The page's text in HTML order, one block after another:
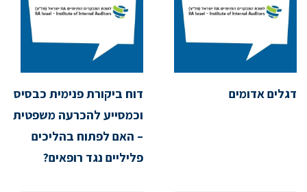
דגלים אדומים
דוח ביקורת פנימית כבסיס
וכמסייע להכרעה משפטית
– האם לפתוח בהליכים
פליליים נגד רופאים?